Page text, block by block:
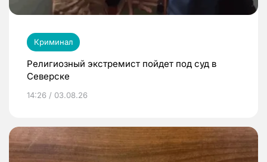
Криминал
Религиозный экстремист пойдет под суд в
Северске
14:26 / 03.08.26